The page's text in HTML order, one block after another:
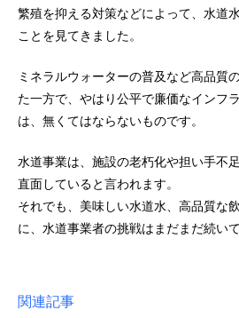
繁殖を抑える対策などによって、水道
ことを見てきました。
ミネラルウォーターの普及など高品質
た一方で、やはり公平で廉価なインフ
は、無くてはならないものです。
水道事業は、施設の老朽化や担い手不
直面していると言われます。
それでも、美味しい水道水、高品質な
に、水道事業者の挑戦はまだまだ続いて
関連記事